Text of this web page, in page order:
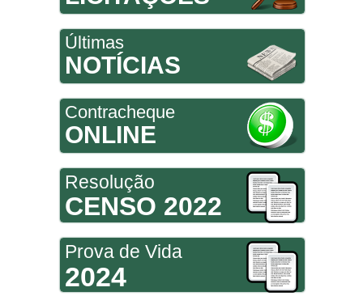
Últimas
NOTÍCIAS
Contracheque
ONLINE
Resolução
CENSO 2022
Prova de Vida
2024